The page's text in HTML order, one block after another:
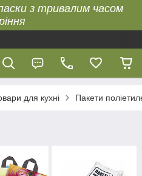
з тривалим часом
для кухні Пакети